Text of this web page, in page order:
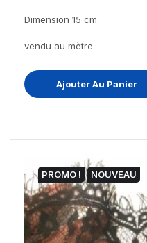
Dimension 15 cm.
vendu au mètre.
Ajouter Au Panier
PROMO ! NOUVEAU